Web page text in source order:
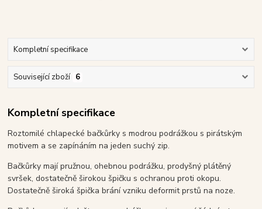
Kompletní specifikace
Související zboží 6
Kompletní specifikace
Roztomilé chlapecké bačkůrky s modrou podrážkou s pirátským
motivem a se zapínáním na jeden suchý zip.
Bačkůrky mají pružnou, ohebnou podrážku, prodyšný plátěný
svršek, dostatečně širokou špičku s ochranou proti okopu.
Dostatečně široká špička brání vzniku deformit prstů na noze.